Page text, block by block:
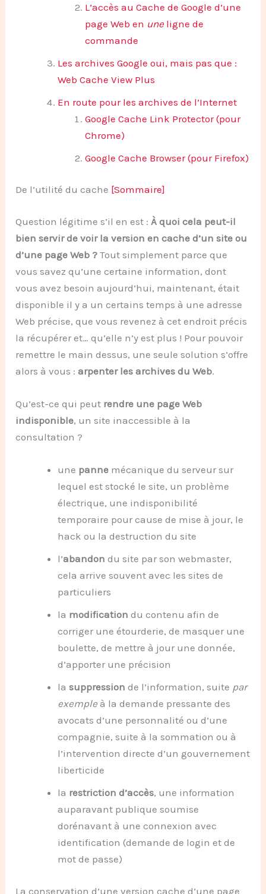
L’accès au Cache de Google d’une
page Web en uneligne de
commande
Les archives Google oui, mais pas que :
Web Cache View Plus
En route pour les archives de l’Internet
Google Cache Link Protector (pour
Chrome)
Google Cache Browser (pour Firefox)
De l’utilité du cache [Sommaire]
Question légitime s’il en est : À quoi cela peut-il
bien servir de voir la version en cache d’un site ou
d’une page Web ? Tout simplement parce que
vous savez qu’une certaine information, dont
vous avez besoin aujourd’hui, maintenant, était
disponible il y a un certains temps à une adresse
Web précise, que vous revenez à cet endroit précis
la récupérer et… qu’elle n’y est plus ! Pour pouvoir
remettre le main dessus, une seule solution s’offre
alors à vous :arpenter les archives du Web.
Qu’est-ce qui peut rendre une page Web
indisponible, un site inaccessible à la
consultation ?
une panne mécanique du serveur sur
lequel est stocké le site, un problème
électrique, une indisponibilité
temporaire pour cause de mise à jour, le
hack ou la destruction du site
l’abandon du site par son webmaster,
cela arrive souvent avec les sites de
particuliers
la modification du contenu afin de
corriger une étourderie, de masquer une
boulette, de mettre à jour une donnée,
d’apporter une précision
lasuppression de l’information, suite par
exemple à la demande pressante des
avocats d’une personnalité ou d’une
compagnie, suite à la sommation ou à
l’intervention directe d’un gouvernement
liberticide
la restriction d’accès, une information
auparavant publique soumise
dorénavant à une connexion avec
identification (demande de login et de
mot de passe)
La conservation d’une version cache d’une page